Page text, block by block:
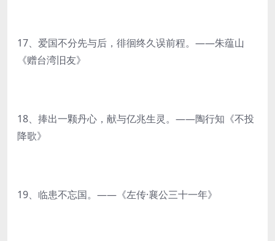
17、爱国不分先与后，徘徊终久误前程。——朱蕴山
《赠台湾旧友》
18、捧出一颗丹心，献与亿兆生灵。——陶行知《不投
降歌》
19、临患不忘国。——《左传·襄公三十一年》